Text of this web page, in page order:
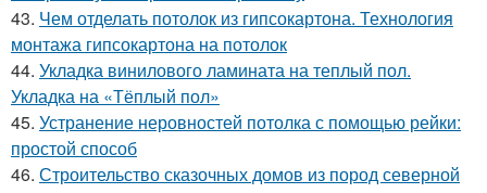
43. Чем отделать потолок из гипсокартона. Технология
монтажа гипсокартона на потолок
44. Укладка винилового ламината на теплый пол.
Укладка на «Тёплый пол»
45. Устранение неровностей потолка с помощью рейки:
простой способ
46. Строительство сказочных домов из пород северной